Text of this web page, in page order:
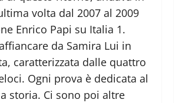
volta dal 2007 al 2009
Enrico Papi su Italia 1.
da Samira Lui in
caratterizzata dalle quattro
Ogni prova è dedicata al
storia. Ci sono poi altre